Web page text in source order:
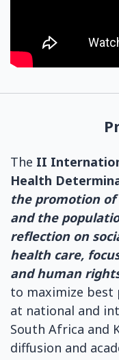
The II
Health
the promotion
and the
reflection on
health care,
and human
to maximize best
at national and
South Africa and
diffusion and